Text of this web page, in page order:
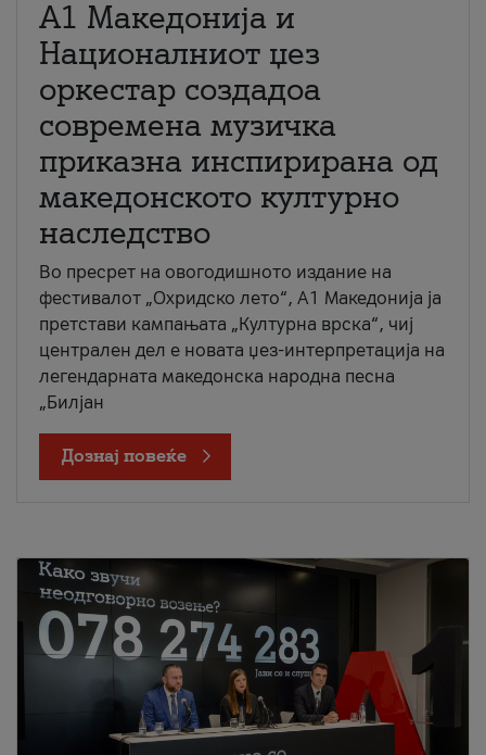
А1 Македонија и
Националниот џез
оркестар создадоа
современа музичка
приказна инспирирана од
македонското културно
наследство
Во пресрет на овогодишното издание на
фестивалот „Охридско лето“, А1 Македонија ја
претстави кампањата „Културна врска“, чиј
централен дел е новата џез-интерпретација на
легендарната македонска народна песна
„Билјан
Дознај повеќе